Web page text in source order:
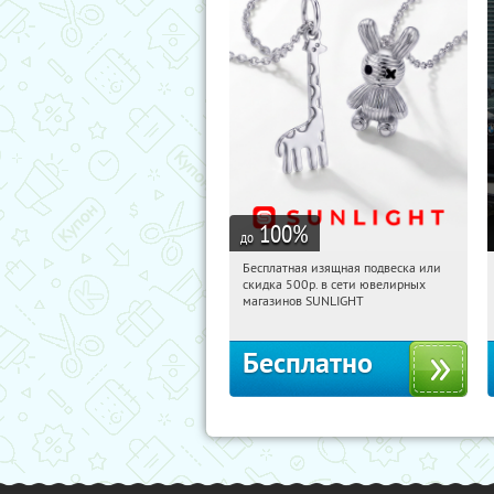
до 100%
21:19:17 Получили:
Россия
Бесплатная изящная подвеска или
скидка 500р. в сети ювелирных
магазинов SUNLIGHT
Бесплатно